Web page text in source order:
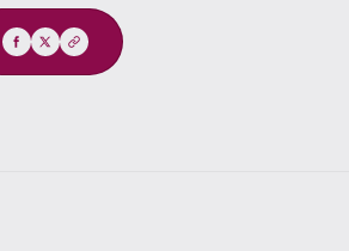
Compartir